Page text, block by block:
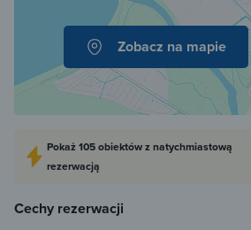
Zobacz na mapie
Pokaż105 obiektówz natychmiastową
rezerwacją
Cechy rezerwacji